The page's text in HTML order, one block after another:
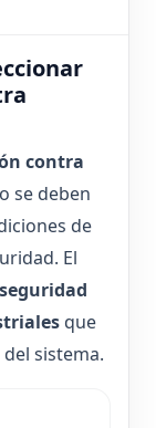
contra
se deben
de
El
que
sistema.